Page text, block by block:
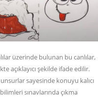
üzerinde bulunan bu canlılar,
açıklayıcı şekilde ifade edilir.
sayesinde konuyu kalıcı
sınavlarında çıkma